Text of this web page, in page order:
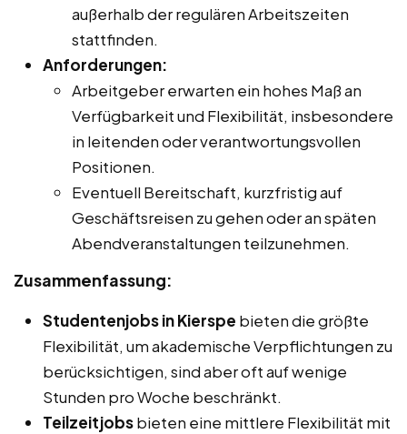
außerhalb der regulären Arbeitszeiten
stattfinden.
Anforderungen:
Arbeitgeber erwarten ein hohes Maß an
Verfügbarkeit und Flexibilität, insbesondere
in leitenden oder verantwortungsvollen
Positionen.
Eventuell Bereitschaft, kurzfristig auf
Geschäftsreisen zu gehen oder an späten
Abendveranstaltungen teilzunehmen.
Zusammenfassung:
Studentenjobs in Kierspe bieten die größte
Flexibilität, um akademische Verpflichtungen zu
berücksichtigen, sind aber oft auf wenige
Stunden pro Woche beschränkt.
Teilzeitjobsbieten eine mittlere Flexibilität mit